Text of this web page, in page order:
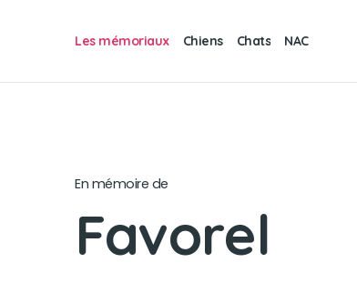
Les mémoriaux Chiens Chats NAC
En mémoire de
Favorel